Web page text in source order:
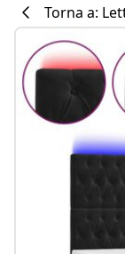
Torna a: